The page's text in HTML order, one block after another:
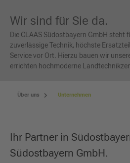
Wir sind für Sie da.
Die CLAAS Südostbayern GmbH steht
zuverlässige Technik, höchste
Service vor Ort. Hierzu bauen wir
errichten hochmoderne
Über uns Unternehmen
Ihr Partner in
Südostbayern GmbH.